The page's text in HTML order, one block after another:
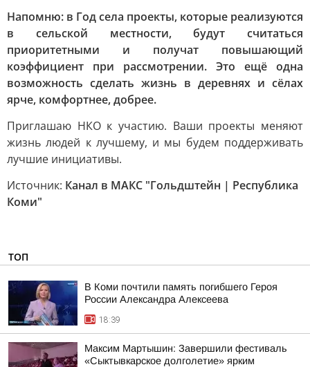
Напомню: в Год села проекты, которые реализуются
в сельской местности, будут считаться
приоритетными и получат повышающий
коэффициент при рассмотрении. Это ещё одна
возможность сделать жизнь в деревнях и сёлах
ярче, комфортнее, добрее.
Приглашаю НКО к участию. Ваши проекты меняют
жизнь людей к лучшему, и мы будем поддерживать
лучшие инициативы.
Источник: Канал в МАКС "Гольдштейн | Республика
Коми"
ТОП
В Коми почтили память погибшего Героя
России Александра Алексеева
18:39
Максим Мартышин: Завершили фестиваль
«Сыктывкарское долголетие» ярким